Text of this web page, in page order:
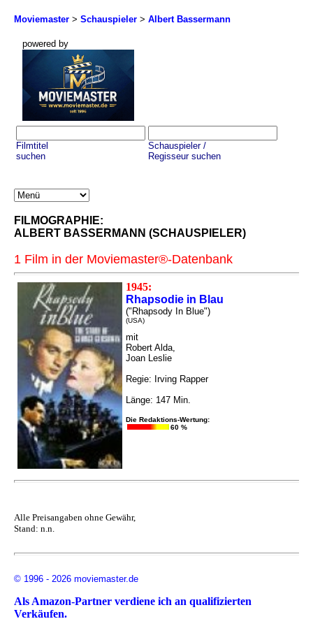
Moviemaster > Schauspieler > Albert Bassermann
powered by
Filmtitel
suchen
Schauspieler /
Regisseur suchen
FILMOGRAPHIE:
ALBERT BASSERMANN (SCHAUSPIELER)
1 Film in der Moviemaster®-Datenbank
1945:
Rhapsodie in Blau
("Rhapsody In Blue")
(USA)
mit
Robert Alda,
Joan Leslie
Regie: Irving Rapper
Länge: 147 Min.
Die Redaktions-Wertung:
60 %
Alle Preisangaben ohne Gewähr,
Stand: n.n.
© 1996 - 2026 moviemaster.de
Als Amazon-Partner verdiene ich an qualifizierten
Verkäufen.